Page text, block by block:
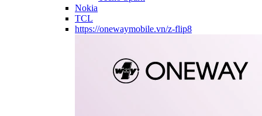
Nokia
TCL
https://onewaymobile.vn/z-flip8